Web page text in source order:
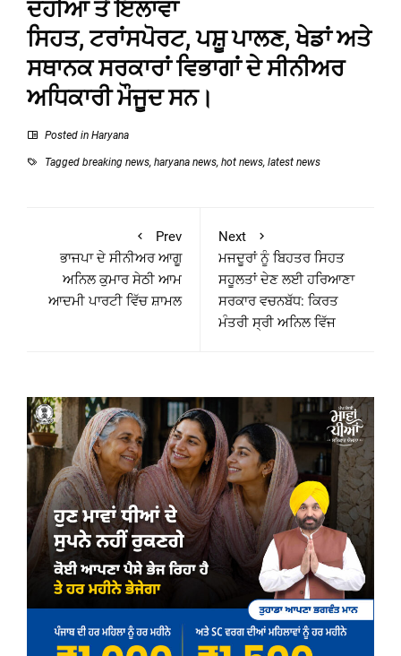
ਦਹੀਆ ਤੋਂ ਇਲਾਵਾ
ਸਿਹਤ, ਟਰਾਂਸਪੋਰਟ, ਪਸ਼ੂ ਪਾਲਣ, ਖੇਡਾਂ ਅਤੇ
ਸਥਾਨਕ ਸਰਕਾਰਾਂ ਵਿਭਾਗਾਂ ਦੇ ਸੀਨੀਅਰ
ਅਧਿਕਾਰੀ ਮੌਜੂਦ ਸਨ।
Posted in Haryana
Tagged breaking news, haryana news, hot news, latest news
Prev
ਭਾਜਪਾ ਦੇ ਸੀਨੀਅਰ ਆਗੂ
ਅਨਿਲ ਕੁਮਾਰ ਸੇਠੀ ਆਮ
ਆਦਮੀ ਪਾਰਟੀ ਵਿੱਚ ਸ਼ਾਮਲ
Next
ਮਜਦੂਰਾਂ ਨੂੰ ਬਿਹਤਰ ਸਿਹਤ
ਸਹੂਲਤਾਂ ਦੇਣ ਲਈ ਹਰਿਆਣਾ
ਸਰਕਾਰ ਵਚਨਬੱਧ: ਕਿਰਤ
ਮੰਤਰੀ ਸ੍ਰੀ ਅਨਿਲ ਵਿੱਜ